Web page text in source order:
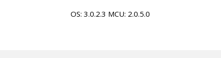
OS: 3.0.2.3 MCU: 2.0.5.0